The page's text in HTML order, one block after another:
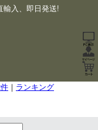
輸入、即日発送!
｜ ランキング